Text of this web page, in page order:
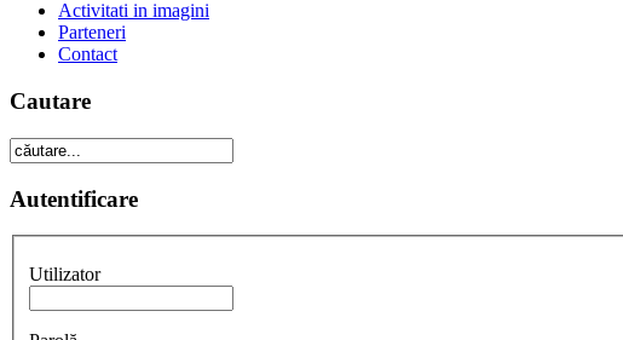
Activitati in imagini
Parteneri
Contact
Cautare
Autentificare
Utilizator